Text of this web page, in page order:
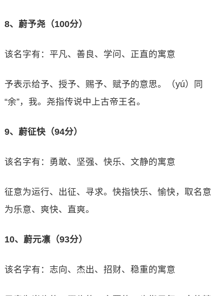
8、蔚予尧（100分）
该名字有：平凡、善良、学问、正直的寓意
予表示给予、授予、赐予、赋予的意思。（yú）同
“余”，我。尧指传说中上古帝王名。
9、蔚征快（94分）
该名字有：勇敢、坚强、快乐、文静的寓意
征意为运行、出征、寻求。快指快乐、愉快，取名意
为乐意、爽快、直爽。
10、蔚元凛（93分）
该名字有：志向、杰出、招财、稳重的寓意